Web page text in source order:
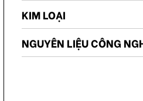
KIM LOẠI
NGUYÊN LIỆU CÔNG